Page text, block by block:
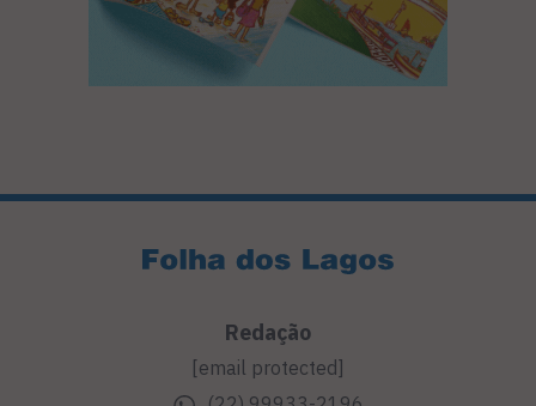
Redação
[email protected]